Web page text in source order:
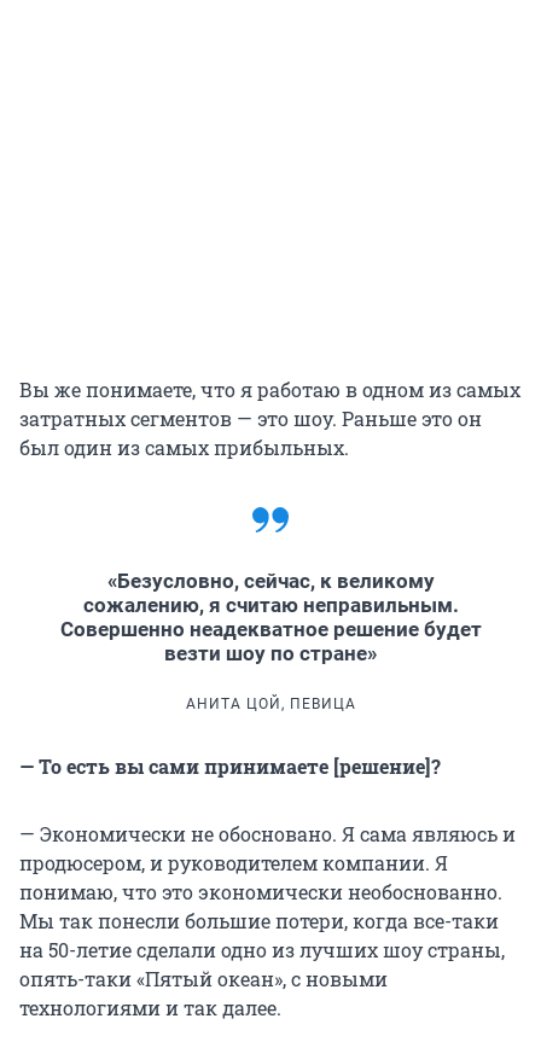
Вы же понимаете, что я работаю в одном из самых
затратных сегментов — это шоу. Раньше это он
был один из самых прибыльных.
«Безусловно, сейчас, к великому
сожалению, я считаю неправильным.
Совершенно неадекватное решение будет
везти шоу по стране»
АНИТА ЦОЙ, ПЕВИЦА
— То есть вы сами принимаете [решение]?
— Экономически не обосновано. Я сама являюсь и
продюсером, и руководителем компании. Я
понимаю, что это экономически необоснованно.
Мы так понесли большие потери, когда все-таки
на 50-летие сделали одно из лучших шоу страны,
опять-таки «Пятый океан», с новыми
технологиями и так далее.